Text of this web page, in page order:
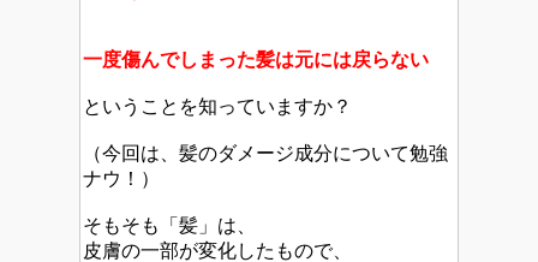
一度傷んでしまった髪は元には戻らない
ということを知っていますか？
（今回は、髪のダメージ成分について勉強
ナウ！）
そもそも「髪」は、
皮膚の一部が変化したもので、